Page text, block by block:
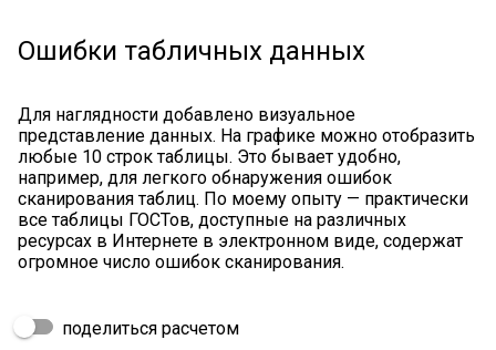
Ошибки табличных данных
Для наглядности добавлено визуальное
представление данных. На графике можно отобразить
любые 10 строк таблицы. Это бывает удобно,
например, для легкого обнаружения ошибок
сканирования таблиц. По моему опыту — практически
все таблицы ГОСТов, доступные на различных
ресурсах в Интернете в электронном виде, содержат
огромное число ошибок сканирования.
поделиться расчетом